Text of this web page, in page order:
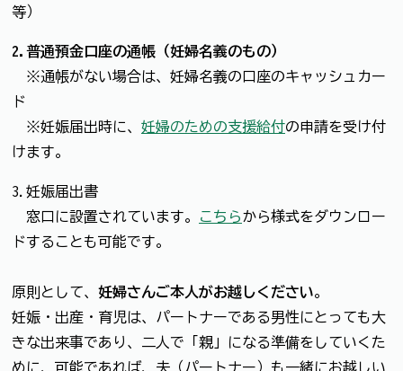
等）
2.普通預金口座の通帳（妊婦名義のもの）
※通帳がない場合は、妊婦名義の口座のキャッシュカー
ド
※妊娠届出時に、 妊婦のための支援給付の申請を受け付
けます。
3.妊娠届出書
窓口に設置されています。
こちらから様式をダウンロー
ドすることも可能です。
原則として、 妊婦さんご本人がお越しください。
妊娠・出産・育児は、パートナーである男性にとっても大
きな出来事であり、二人で「親」になる準備をしていくた
めに、可能であれば、夫（パートナー）も一緒にお越しい